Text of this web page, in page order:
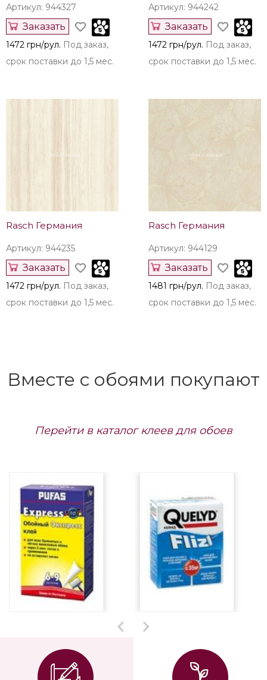
Артикул: 944327
Заказать
1472 грн/рул. Под заказ,
срок поставки до 1,5 мес.
Артикул: 944242
Заказать
1472 грн/рул. Под заказ,
срок поставки до 1,5 мес.
Rasch Германия
Артикул: 944235
Заказать
1472 грн/рул. Под заказ,
срок поставки до 1,5 мес.
Rasch Германия
Артикул: 944129
Заказать
1481 грн/рул. Под заказ,
срок поставки до 1,5 мес.
Вместе с обоями покупают
Перейти в каталог клеев для обоев